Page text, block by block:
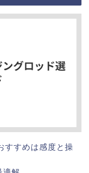
すすめは感度と操